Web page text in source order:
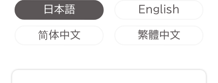
日本語 English
简体中文 繁體中文